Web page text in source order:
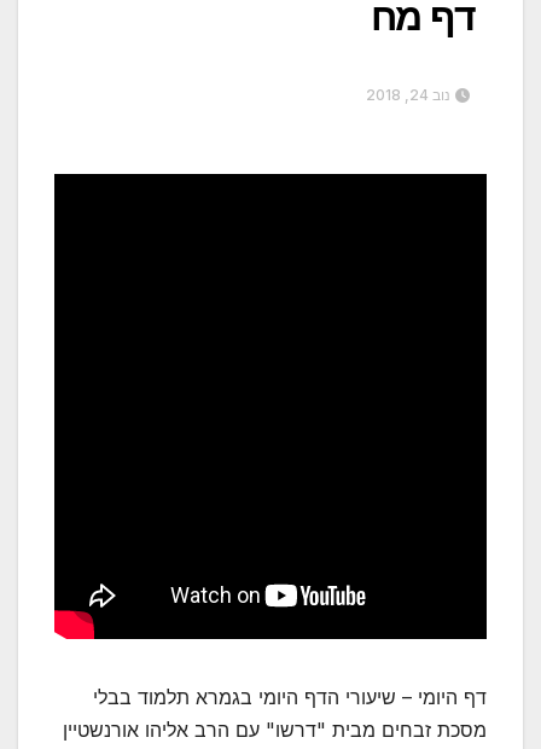
דף מח
נוב 24, 2018
דף היומי – שיעורי הדף היומי בגמרא תלמוד בבלי
מסכת זבחים מבית "דרשו" עם הרב אליהו אורנשטיין